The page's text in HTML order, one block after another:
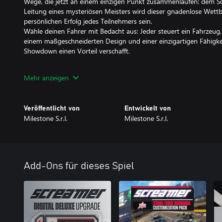
Leitung eines mysteriösen Meisters wird dieser gnadenlose
persönlichen Erfolg jedes Teilnehmers sein.
Wähle deinen Fahrer mit Bedacht aus: Jeder steuert ein
einem maßgeschneiderten Design und einer einzigartigen
Showdown einen Vorteil verschafft.
Dieses Arcade-Rennspiel, in dem die tödlichsten Rennen
Das ECHO
nutze rasante Geschwindigkeitsschübe und gut platzierte Treffer,
zu drängen. Und sobald der Overdrive einsetzt, herrscht Chaos
Bremsen und kein Platz für irgendjemanden, der dir im Weg
zu einem echten Screamer!
Verschiedene Rennmodi
Ein Screamer muss für jede Herausforderung bereit sein, und der
Mehr anzeigen
Veröffentlicht von
Milestone S.r.l.
Entwickelt von
Milestone S.r.l.
Add-Ons für dieses Spiel